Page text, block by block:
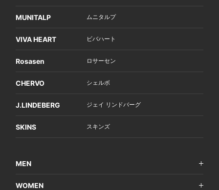
MUNITALP ムニタルプ
VIVA HEART ビバハート
Rosasen ロサーセン
CHERVO シェルボ
J.LINDEBERG ジェイ リンドバーグ
SKINS スキンズ
MEN
WOMEN